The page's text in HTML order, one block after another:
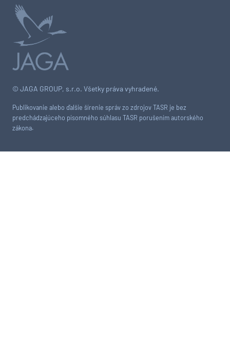
© JAGA GROUP, s.r.o. Všetky práva vyhradené.
Publikovanie alebo ďalšie šírenie správ zo zdrojov TASR je bez
predchádzajúceho písomného súhlasu TASR porušením autorského
zákona.